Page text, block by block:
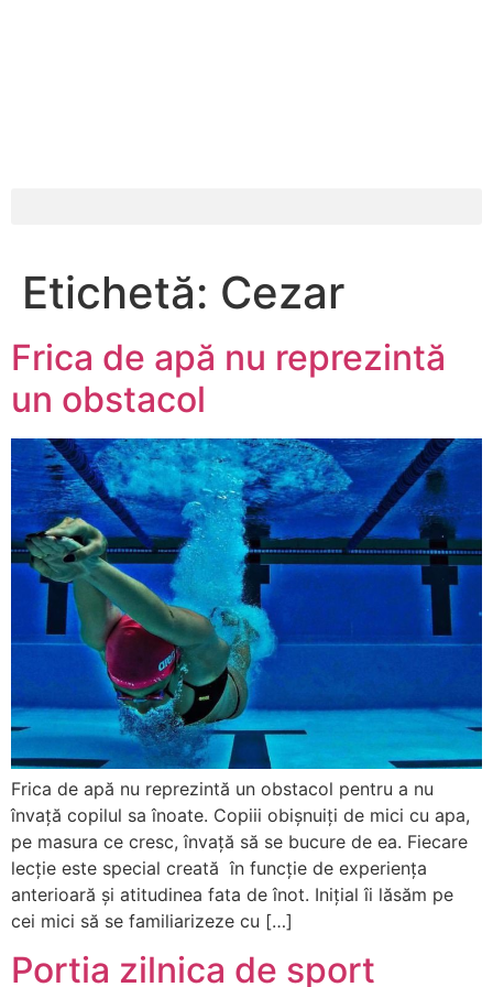
Etichetă: Cezar
Frica de apă nu reprezintă
un obstacol
Frica de apă nu reprezintă un obstacol pentru a nu
învață copilul sa înoate. Copiii obișnuiți de mici cu apa,
pe masura ce cresc, învață să se bucure de ea. Fiecare
lecție este special creată în funcție de experiența
anterioară și atitudinea fata de înot. Inițial îi lăsăm pe
cei mici să se familiarizeze cu […]
Portia zilnica de sport